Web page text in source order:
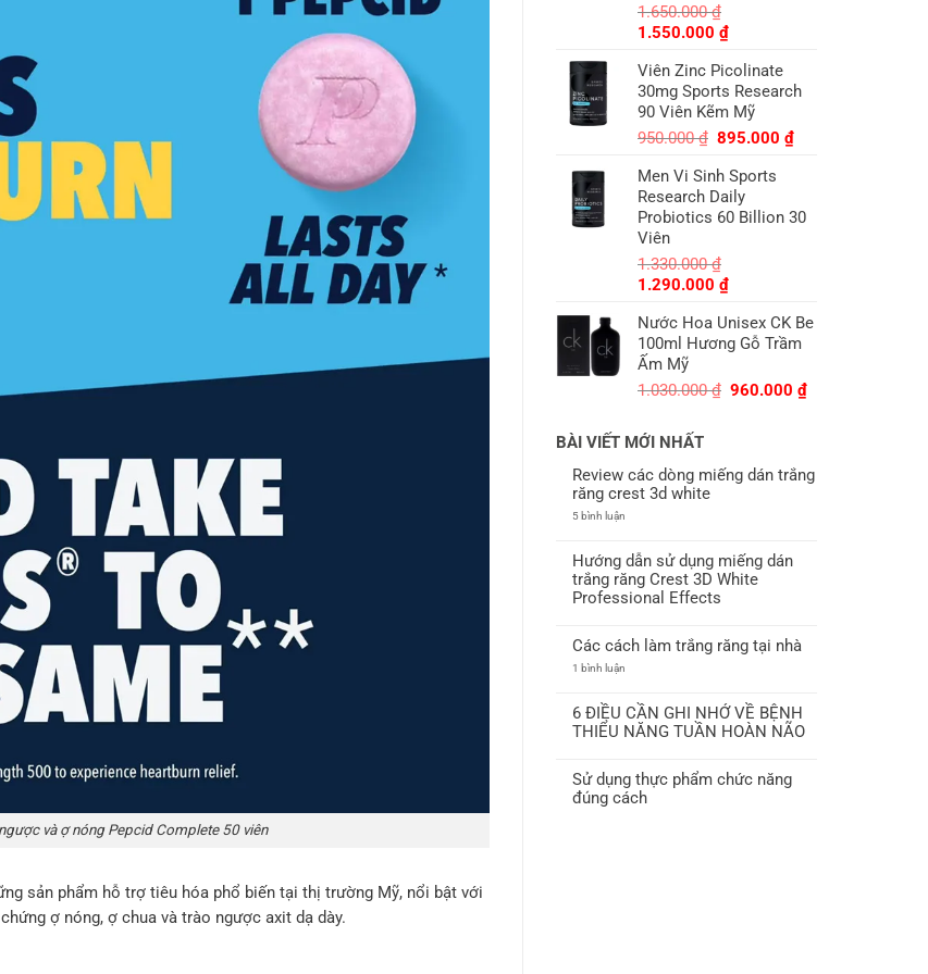
1.650.000₫
Giá
là:
1.650.000 ₫.
1.550.000 ₫Giá
tại
là:
1.550.000 ₫.
Viên Zinc Picolinate
30mg Sports Research
90 Viên Kẽm Mỹ
950.000₫ Giá
là:
950.000 ₫.
895.000₫Giá
895.000 ₫.
Men Vi Sinh Sports
Research Daily
Probiotics 60 Billion 30
Viên
1.330.000₫
Giá
là:
1.330.000 ₫.
1.290.000 ₫Giá
tại
là:
Nước Hoa Unisex CK Be
100ml Hương Gỗ Trầm
Ấm Mỹ
1.030.000₫ Giá
960.000₫Giá
960.000 ₫.
BÀI VIẾT MỚI NHẤT
Review các dòng miếng dán trắng
răng crest 3d white
5 bình luận
dòng
miếng
dán
trắng
răng
white
Hướng dẫn sử dụng miếng dán
trắng răng Crest 3D White
Professional Effects
bình
ở
sử
dụng
miếng
răng
Crest
3D
Các cách làm trắng răng tại nhà
1 bình luận
làm
trắng
răng
6 ĐIỀU CẦN GHI NHỚ VỀ BỆNH
THIỂU NĂNG TUẦN HOÀN NÃO
bình
luận
ở
Sử dụng thực phẩm chức năng
đúng cách
và ợ nóng Pepcid Complete 50 viên
sản phẩm hỗ trợ tiêu hóa phổ biến tại thị trường Mỹ, nổi bật với
ợ nóng, ợ chua và trào ngược axit dạ dày.